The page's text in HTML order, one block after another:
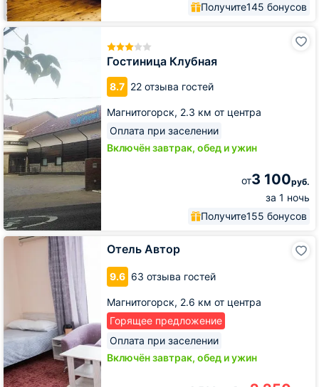
Получите145 бонусов
Гостиница Клубная
8.7 22 отзыва гостей
Магнитогорск, 2.3 км от центра
Оплата при заселении
Включён завтрак, обед и ужин
от3 100руб.
за 1 ночь
Получите155 бонусов
Гостиница
Клубная
Отель Автор
9.6 63 отзыва гостей
Магнитогорск, 2.6 км от центра
Горящее предложение
Оплата при заселении
Включён завтрак, обед и ужин
Отель